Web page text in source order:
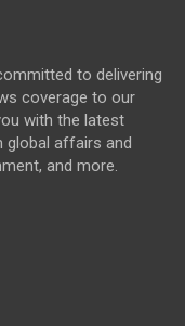
to delivering
coverage to our
with the latest
global affairs and
and more.